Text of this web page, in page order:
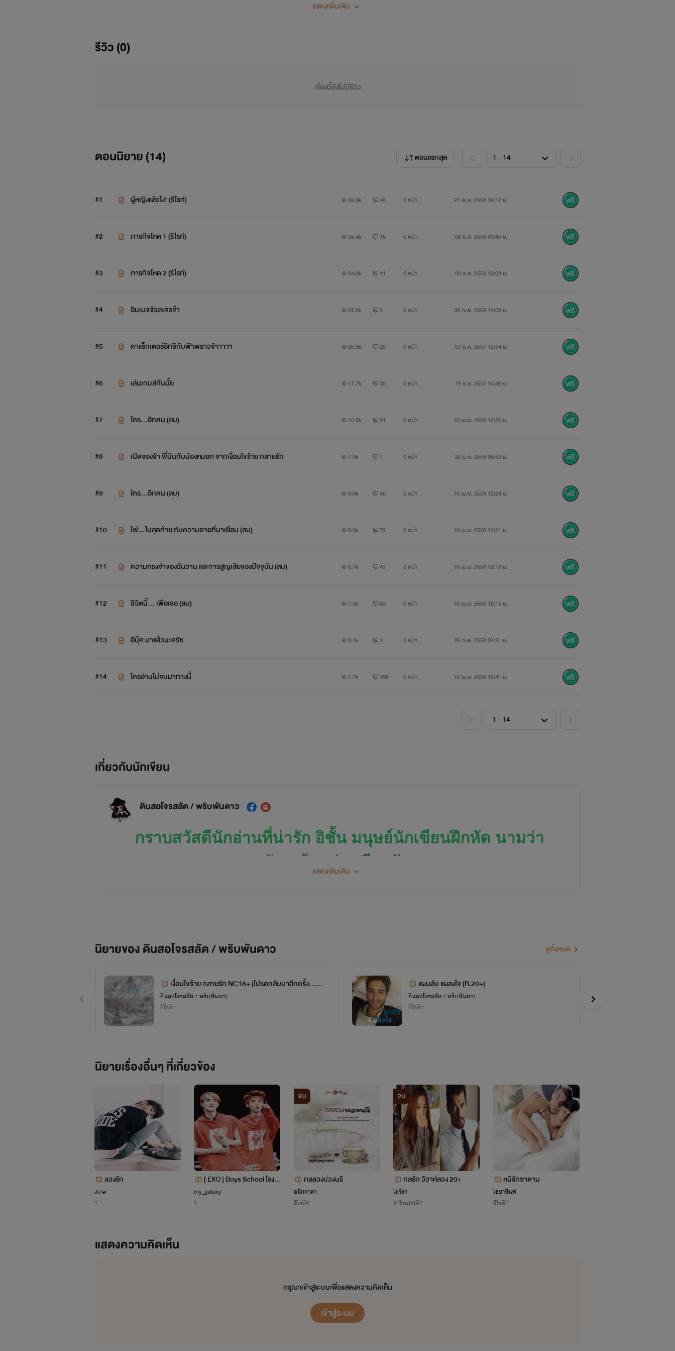
ฝากด้วยนะคะ เขียนเป็นเรื่องแรก ยังไงก็ติชมกันด้วยนะคะ ไม่รู้จะไปรอดมั้ยเนี่ย
รินหมอก สาวมั่นเพิ่งเรียนจบหมาดๆ ที่หวังไว้ว่าอยากหนีความวุ่นวายในกรุง เธอจึงเลือกสมัครงานเฉพาะต่างจังหวัดเท่านั้น เธอเป็นลูกกำพร้าที่ได้
รับการอุปถัมภ์ ผู้ที่รับอุปถัมภ์เธอคือชายหนุ่มวัยกลางคนที่มีจิตใจเป็นหญิง แต่เธอไม่เคยเห็นว่าสิ่งนั้นคือเรื่องแปลก เพราะท่านคือผู้มีพระคุณของ
เธอ แล้วเงื่อนไขก็เกิดขึ้นด้วยความที่ไม่เคยยอมให้ใครมาดูถูก เธอจึงไม่ค่อยลงรอยกับเจ้าของไร่ที่รับเธอทำงาน
มาเยือนในฐานะคนงานใหม่ของไร่ ได้สร้างความปั่นป่วนตั้งแต่เธอมาอยู่ยังไม่ถึง 3 วันด้วยซ้ำ
แสดงเพิ่มเติม
รีวิว (0)
เรื่องนี้ยังไม่มีรีวิว
ตอนนิยาย (14) ตอนแรกสุด
#1 ผู้หญิงแล้วไง! (รีไรท์) 33.9k 48 0 หน้า 21 พ.ย. 2558 16:17 น.
#2 ภารกิจโหด 1 (รีไรท์) 35.4k 15 0 หน้า 08 ธ.ค. 2558 09:45 น.
#3 ภารกิจโหด 2 (รีไรท์) 34.8k 11 0 หน้า 08 ธ.ค. 2558 10:08 น.
#4 อิมเมจจัวละครจ้า 37.6k 3 0 หน้า 08 ก.พ. 2558 14:08 น.
#5 คาแร็กเตอร์อิทธิกับฟ้าพราวจ้าาาาา 25.6k 20 0 หน้า 07 ธ.ค. 2557 12:54 น.
#6 เล่นเกมส์กันมั้ย 17.7k 30 0 หน้า 19 ธ.ค. 2557 14:46 น.
#7 ใคร...อีกคน (ลบ) 10.5k 21 0 หน้า 16 เม.ย. 2558 12:26 น.
#8 เปิดจองจ้า พี่มินกับน้องหมอก จากเงื่อนไขร้าย กลายรัก 7.9k 7 0 หน้า 20 ม.ค. 2558 06:53 น.
#9 ใคร...อีกคน (ลบ) 8.6k 45 0 หน้า 16 เม.ย. 2558 12:24 น.
#10 ไพ่...ใบสุดท้าย กับความตายที่มาเยือน (ลบ) 8.3k 73 0 หน้า 16 เม.ย. 2558 12:21 น.
#11 ความทรงจำของวันวาน และการสูญเสียของปัจจุบัน (ลบ) 6.7k 42 0 หน้า 16 เม.ย. 2558 12:18 น.
#12 ชีวิตนี้... เพื่อเธอ (ลบ) 7.3k 83 0 หน้า 16 เม.ย. 2558 12:15 น.
#13 อีบุ๊ค มาแล้วนะครัช 3.1k 1 0 หน้า 26 ก.พ. 2558 04:31 น.
#14 ใครอ่านไม่จบมาทางนี้ 7.7k 195 0 หน้า 12 เม.ย. 2558 12:41 น.
เกี่ยวกับนักเขียน
ดินสอโจรสลัด / พริบพันดาว
กราบสวัสดีนักอ่านที่น่ารัก อิชั้น มนุษย์นักเขียนฝึกหัด นามว่า
สอ*หลัด แล้วแต่จะเรียกกันนะคะ
เรื่อยๆนะคะ ไม่รู้จะแนะนำตัวเองยังไงดี แค่นี้ก็พอเนอะ
อัพเดทนิยายใหม่ๆ ตามไปนะ
จิ้มโลดดดดด
แสดงเพิ่มเติม
นิยายของ ดินสอโจรสลัด / พริบพันดาว ดูทั้งหมด
เงื่อนไขร้าย กลายรัก NC18+ (โปรดกลับมาอีกครั้ง... ใ
นความทรงจำ)
ดินสอโจรสลัด / พริบพันดาว
อีโรติก
แผนลับ แผลงใจ (R.20+)
ดินสอโจรสลัด / พริบพันดาว
อีโรติก
นิยายเรื่องอื่นๆ ที่เกี่ยวข้อง
ลวงรัก
Ju'er
Y
[ EXO ] Boys School โรงเรี
ยนชาย (HunHan,KrisYeo
my_galaxy
Y
จบ
กลลวงบ่วงนรี
อมิกดาลา
อีโรติก
จบ
กลรัก วิวาห์ลวง 20+
ไอรีชา
รักโรแมนติก
หนีรักซาตาน
ไฮยาซินท์
อีโรติก
แสดงความคิดเห็น
กรุณาเข้าสู่ระบบเพื่อแสดงความคิดเห็น
เข้าสู่ระบบ